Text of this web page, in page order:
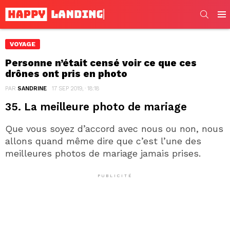
VOYAGE
Personne n’était censé voir ce que ces
drônes ont pris en photo
PAR SANDRINE 17 SEP 2019, · 18:18
35. La meilleure photo de mariage
Que vous soyez d’accord avec nous ou non, nous
allons quand même dire que c’est l’une des
meilleures photos de mariage jamais prises.
PUBLICITÉ